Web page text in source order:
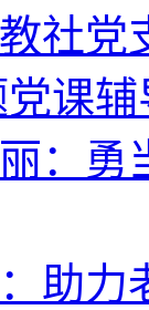
社党
课辅
：勇
助力